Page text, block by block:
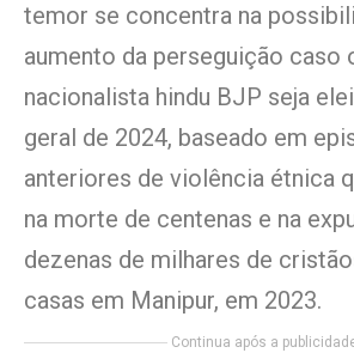
temor se concentra na
aumento da perseguição caso
nacionalista hindu BJP seja
geral de 2024, baseado em
anteriores de violência étnica
na morte de centenas e na
dezenas de milhares de
casas em Manipur, em 2023.
Continua após a